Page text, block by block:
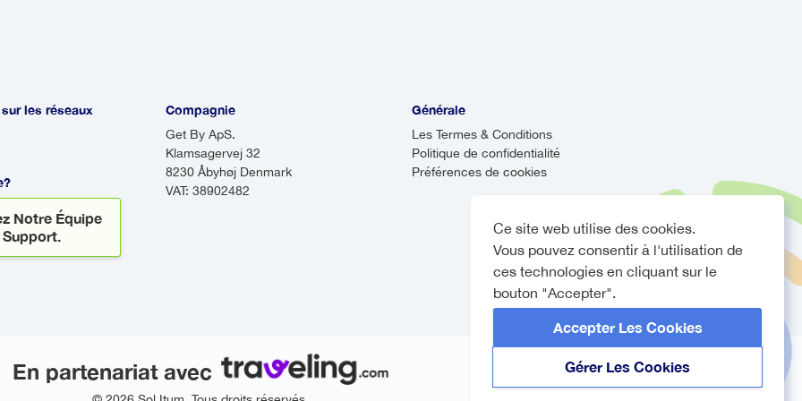
Ce site web utilise des cookies.
Vous pouvez consentir à l'utilisation de
ces technologies en cliquant sur le
bouton "Accepter".
Accepter Les Cookies
Gérer Les Cookies
les réseaux
Notre Équipe
Compagnie
Get By ApS.
Klamsagervej 32
8230 Åbyhøj Denmark
VAT: 38902482
Générale
Les Termes & Conditions
Politique de confidentialité
Préférences de cookies
En partenariat avec